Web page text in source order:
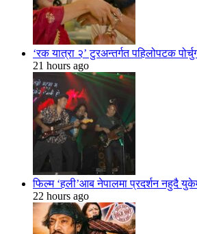
‘रक यात्रा २’ टुरअन्तर्गत पहिलोपटक
21 hours ago
फिल्म ‘हली’आब नेपालमा प्रदर्शन नहुदै
22 hours ago